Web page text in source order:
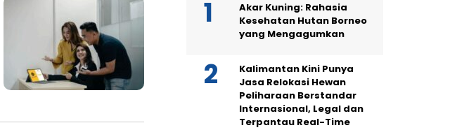
Akar Kuning: Rahasia
Kesehatan Hutan Borneo
yang Mengagumkan
Kalimantan Kini Punya
Jasa Relokasi Hewan
Peliharaan Berstandar
Internasional, Legal dan
Terpantau Real-Time